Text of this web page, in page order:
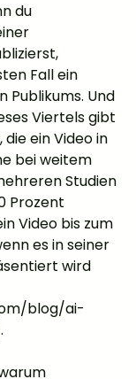
du
Fall ein
Publikums. Und
Viertels gibt
ein Video in
bei weitem
Studien
Prozent
Video bis zum
es in seiner
wird
blog/ai-